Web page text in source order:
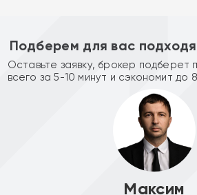
Подберем для вас
Оставьте заявку, брокер подберет
всего за 5-10 минут и сэкономит до
Максим